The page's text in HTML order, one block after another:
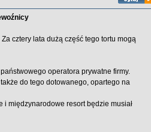
cztery lata dużą część tego tortu mogą
operatora prywatne firmy.
do tego dotowanego, opartego na
międzynarodowe resort będzie musiał